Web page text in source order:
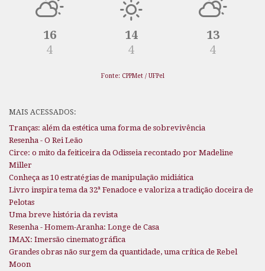
16
4
14
4
13
4
Fonte: CPPMet / UFPel
MAIS ACESSADOS:
Tranças: além da estética uma forma de sobrevivência
Resenha - O Rei Leão
Circe: o mito da feiticeira da Odisseia recontado por Madeline
Miller
Conheça as 10 estratégias de manipulação midiática
Livro inspira tema da 32ª Fenadoce e valoriza a tradição doceira de
Pelotas
Uma breve história da revista
Resenha - Homem-Aranha: Longe de Casa
IMAX: Imersão cinematográfica
Grandes obras não surgem da quantidade, uma crítica de Rebel
Moon